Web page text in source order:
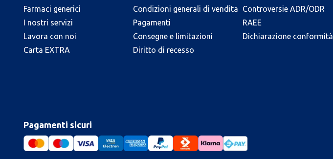
Farmaci generici
I nostri servizi
Lavora con noi
Carta EXTRA
Condizioni generali di vendita
Pagamenti
Consegne e limitazioni
Diritto di recesso
Controversie ADR/ODR
RAEE
Dichiarazione conformità
Pagamenti sicuri